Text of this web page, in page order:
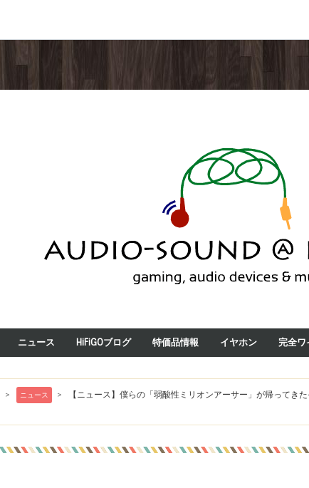
ニュース HiFiGOブログ 特価品情報 イヤホン 完全ワ
> ニュース >
【ニュース】僕らの「弱酸性ミリオンアーサー」が帰って